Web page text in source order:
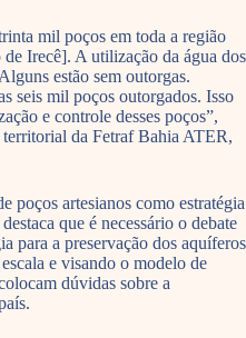
mil poços em toda a região
Irecê]. A utilização da água dos
estão sem outorgas.
seis mil poços outorgados. Isso
e controle desses poços”,
da Fetraf Bahia ATER,
poços artesianos como estratégia
que é necessário o debate
para a preservação dos aquíferos
e visando o modelo de
dúvidas sobre a